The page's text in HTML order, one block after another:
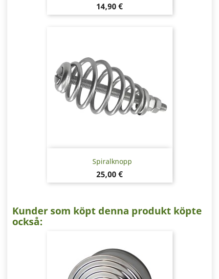
Pris
14,90 €
Spiralknopp
Pris
25,00 €
Kunder som köpt denna produkt köpte
också: